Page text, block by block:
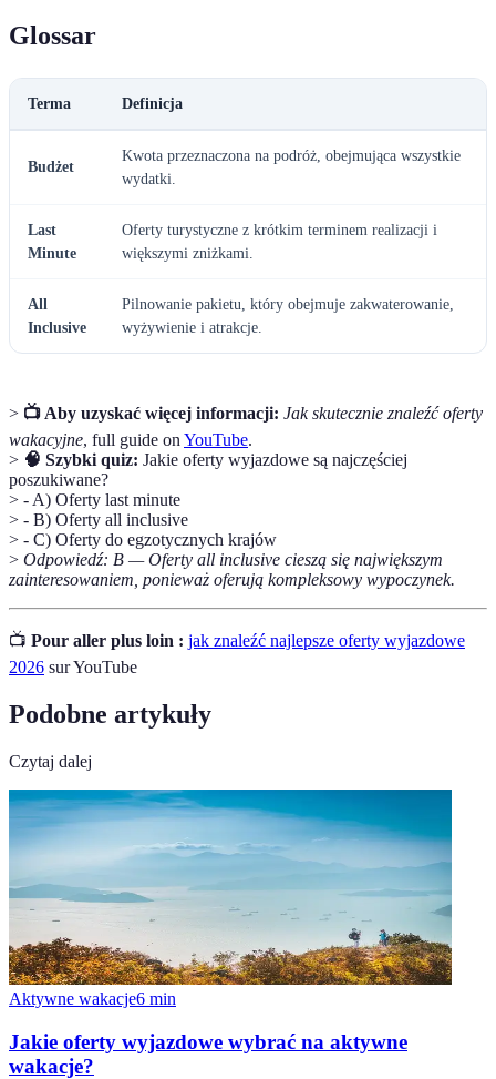
Glossar
Terma Definicja
Budżet
Kwota przeznaczona na podróż, obejmująca wszystkie
wydatki.
Last
Minute
Oferty turystyczne z krótkim terminem realizacji i
większymi zniżkami.
All
Inclusive
Pilnowanie pakietu, który obejmuje zakwaterowanie,
wyżywienie i atrakcje.
> 📺 Aby uzyskać więcej informacji: Jak skutecznie znaleźć oferty
wakacyjne, full guide onYouTube.
> 🧠 Szybki quiz: Jakie oferty wyjazdowe są najczęściej
poszukiwane?
> - A) Oferty last minute
> - B) Oferty all inclusive
> - C) Oferty do egzotycznych krajów
> Odpowiedź: B — Oferty all inclusive cieszą się największym
zainteresowaniem, ponieważ oferują kompleksowy wypoczynek.
📺 Pour aller plus loin : jak znaleźć najlepsze oferty wyjazdowe
2026 sur YouTube
Podobne artykuły
Czytaj dalej
Aktywne wakacje6 min
Jakie oferty wyjazdowe wybrać na aktywne
wakacje?